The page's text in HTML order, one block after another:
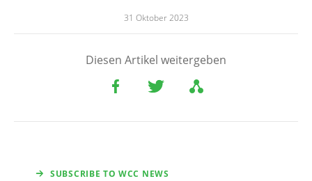
31 Oktober 2023
Diesen Artikel weitergeben
SUBSCRIBE TO WCC NEWS